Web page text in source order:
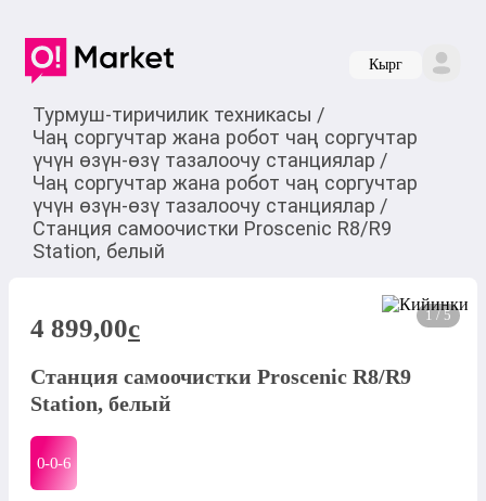
Кырг
Турмуш-тиричилик техникасы /
Чаң соргучтар жана робот чаң соргучтар
үчүн өзүн-өзү тазалоочу станциялар /
Чаң соргучтар жана робот чаң соргучтар
үчүн өзүн-өзү тазалоочу станциялар /
Станция самоочистки Proscenic R8/R9
Station, белый
1 / 5
4 899,00c
Станция самоочистки Proscenic R8/R9
Station, белый
0-0-6